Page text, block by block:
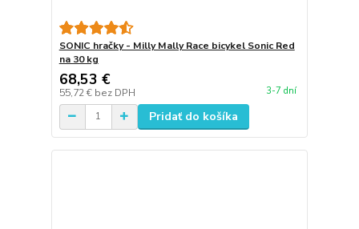
SONIC hračky - Milly Mally Race bicykel Sonic Red
na 30 kg
68,53 €
55,72 € bez DPH 3-7 dní
Pridať do košíka